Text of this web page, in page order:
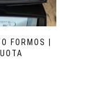
FORMOS |